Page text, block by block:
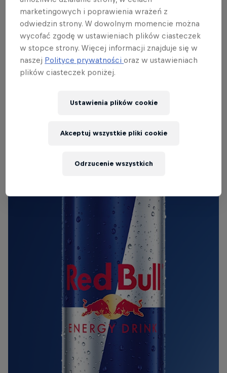
w ramach imprezy Jumbo Racedagen, gdzie dzieje
się wszystko – od wyścigów kamperów po
synchronizowane kręcenie bączków na prostej
startowej.
ORYGINALNY RED BULL
marketingowych i poprawienia wrażeń z
odwiedzin strony. W dowolnym momencie można
wycofać zgodę w ustawieniach plików ciasteczek
w stopce strony. Więcej informacji znajduje się w
naszej Polityce prywatnościoraz w ustawieniach
plików ciasteczek poniżej.
Ustawienia plików cookie
Odrzucenie wszystkich
Akceptuj wszystkie pliki cookie